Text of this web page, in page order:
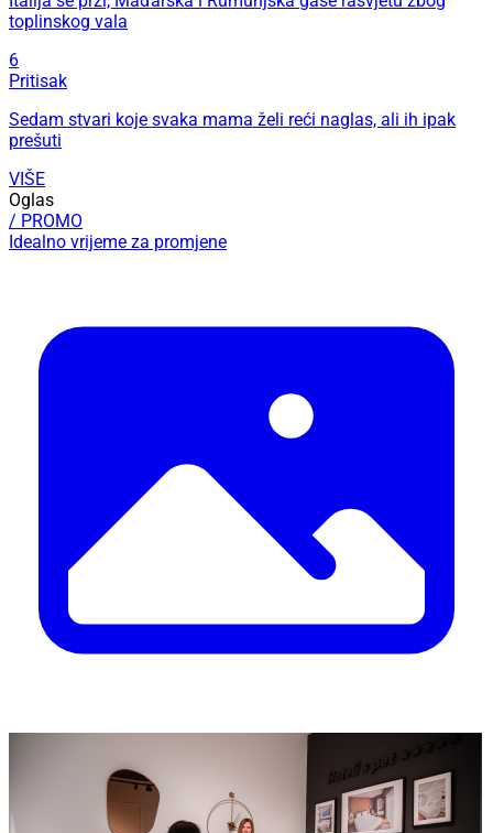
toplinskog vala
6
Pritisak
Sedam stvari koje svaka mama želi reći naglas, ali ih ipak
prešuti
VIŠE
Oglas
/ PROMO
Idealno vrijeme za promjene